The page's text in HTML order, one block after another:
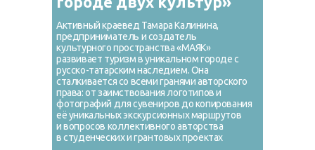
Активный краевед Тамара Калинина,
предприниматель и создатель
культурного пространства «МАЯК»
развивает туризм в уникальном городе с
русско-татарским наследием. Она
сталкивается со всеми гранями авторского
права: от заимствования логотипов и
фотографий для сувениров до копирования
её уникальных экскурсионных маршрутов
и вопросов коллективного авторства
в студенческих и грантовых проектах